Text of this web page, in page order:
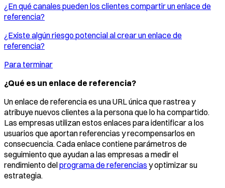
¿En qué canales pueden los clientes compartir un enlace de
referencia?
¿Existe algún riesgo potencial al crear un enlace de
referencia?
Para terminar
¿Qué es un enlace de referencia?
Un enlace de referencia es una URL única que rastrea y
atribuye nuevos clientes a la persona que lo ha compartido.
Las empresas utilizan estos enlaces para identificar a los
usuarios que aportan referencias y recompensarlos en
consecuencia. Cada enlace contiene parámetros de
seguimiento que ayudan a las empresas a medir el
rendimiento delprograma de referencias y optimizar su
estrategia.